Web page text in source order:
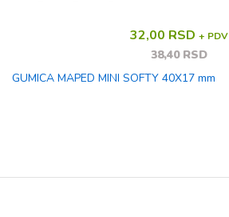
32,00 RSD + PDV
38,40 RSD
GUMICA MAPED MINI SOFTY 40X17 mm